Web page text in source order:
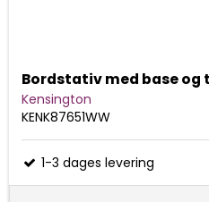
Bordstativ med base og
Kensington
KENK87651WW
1-3 dages levering